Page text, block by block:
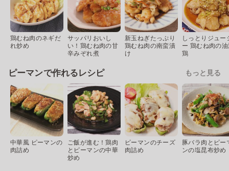
鶏むね肉のネギだ
れ炒め
サッパリおいし
い！鶏むね肉の甘
辛みぞれ煮
新玉ねぎたっぷり
鶏むね肉の南蛮漬
け
しっとりジュー
ー 鶏むね肉の
鶏
ピーマンで作れるレシピ もっと見る
中華風 ピーマンの
肉詰め
ご飯が進む！鶏肉
とピーマンの中華
炒め
ピーマンのチーズ
肉詰め
豚バラ肉とピー
ンの塩昆布炒め